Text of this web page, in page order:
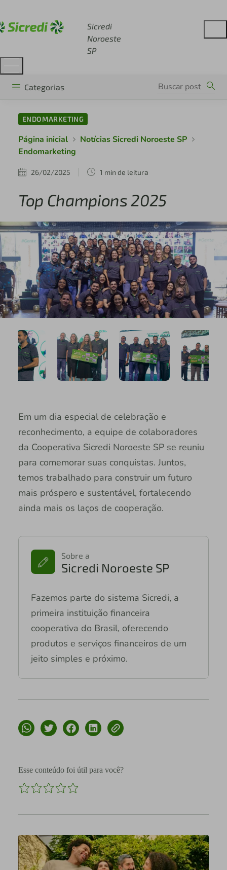
Sicredi
Noroeste
SP
Categorias
ENDOMARKETING
Página inicial
Notícias Sicredi Noroeste SP
Endomarketing
26/02/2025 1 min de leitura
Top Champions 2025
Em um dia especial de celebração e
reconhecimento, a equipe de colaboradores
da Cooperativa Sicredi Noroeste SP se reuniu
para comemorar suas conquistas. Juntos,
temos trabalhado para construir um futuro
mais próspero e sustentável, fortalecendo
ainda mais os laços de cooperação.
Sobre a
Sicredi Noroeste SP
Fazemos parte do sistema Sicredi, a
primeira instituição financeira
cooperativa do Brasil, oferecendo
produtos e serviços financeiros de um
jeito simples e próximo.
Esse conteúdo foi útil para você?